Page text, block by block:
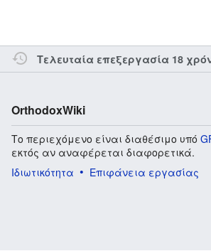
Τελευταία επεξεργασία 18
OrthodoxWiki
Το περιεχόμενο είναι διαθέσιμο υπό
εκτός αν αναφέρεται διαφορετικά.
Ιδιωτικότητα
Επιφάνεια εργασίας